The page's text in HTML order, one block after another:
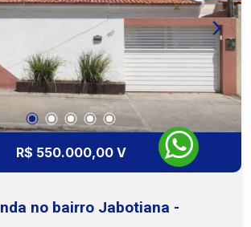
supermercados e diversos
garantindo praticidade no
ótima opção para morar ou investir.
Imobiliária - PJ 208 (79) 3231-
24h: (79) 99809-2358
R$ 550.000,00 V
no bairro Jabotiana -